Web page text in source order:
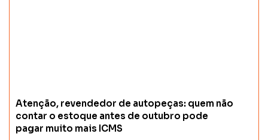
Atenção, revendedor de autopeças: quem não
contar o estoque antes de outubro pode
pagar muito mais ICMS